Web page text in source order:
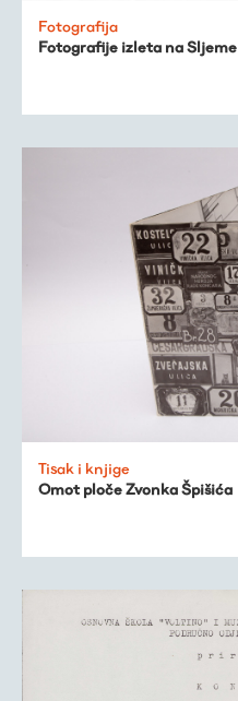
Fotografija
Fotografije izleta na Sljeme
Tisak i knjige
Omot ploče Zvonka Špišića